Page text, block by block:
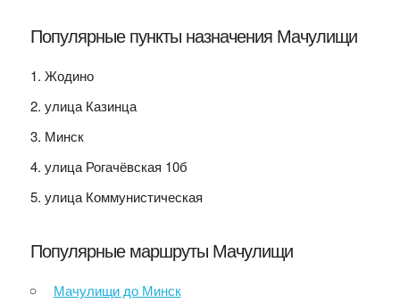
Популярные пункты назначения Мачулищи
Жодино
улица Казинца
Минск
улица Рогачёвская 10б
улица Коммунистическая
Популярные маршруты Мачулищи
Мачулищи до Минск